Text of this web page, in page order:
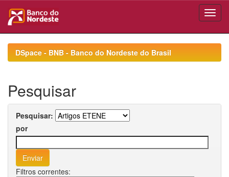
navigationDSpace - BNB - Banco do Nordeste do Brasil
Pesquisar
Pesquisar:
por
Filtros correntes: